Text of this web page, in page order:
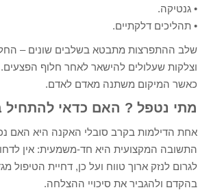
• גנטיקה.
• תהליכים דלקתיים.
שלב ההתפרצות מתבטא בשלבים שונים – החל
וצלקות שעלולים להישאר לאחר חלוף הפצעים.
כאשר המיקום משתנה מאדם לאדם.
מתי נטפל ? האם כדאי להתחיל
אחת הדילמות בקרב סובלי האקנה היא האם
התשובה המקצועית היא חד-משמעית: אין
לגרום לנזק ארוך טווח ועל כן, דחיית
בהקדם ולהגביר את סיכויי ההצלחה.